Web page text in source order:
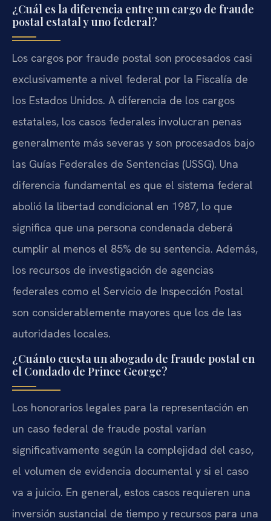
¿Cuál es la diferencia entre un cargo de fraude
postal estatal y uno federal?
Los cargos por fraude postal son procesados casi
exclusivamente a nivel federal por la Fiscalía de
los Estados Unidos. A diferencia de los cargos
estatales, los casos federales involucran penas
generalmente más severas y son procesados bajo
las Guías Federales de Sentencias (USSG). Una
diferencia fundamental es que el sistema federal
abolió la libertad condicional en 1987, lo que
significa que una persona condenada deberá
cumplir al menos el 85% de su sentencia. Además,
los recursos de investigación de agencias
federales como el Servicio de Inspección Postal
son considerablemente mayores que los de las
autoridades locales.
¿Cuánto cuesta un abogado de fraude postal en
el Condado de Prince George?
Los honorarios legales para la representación en
un caso federal de fraude postal varían
significativamente según la complejidad del caso,
el volumen de evidencia documental y si el caso
va a juicio. En general, estos casos requieren una
inversión sustancial de tiempo y recursos para una